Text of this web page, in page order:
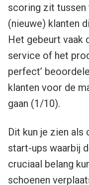
scoring zit tussen
(nieuwe) klanten
Het gebeurt vaak
service of het
perfect’
klanten voor de
gaan (1/10).
Dit kun je zien als
start-ups waarbij
cruciaal belang
schoenen